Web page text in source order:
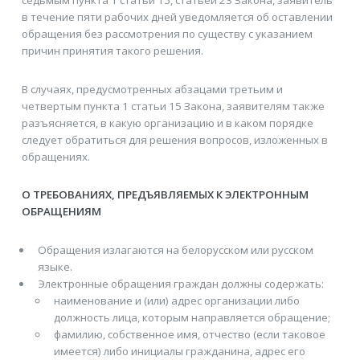
в течение пяти рабочих дней уведомляется об оставлении
обращения без рассмотрения по существу с указанием
причин принятия такого решения.
В случаях, предусмотренных абзацами третьим и
четвертым пункта 1 статьи 15 Закона, заявителям также
разъясняется, в какую организацию и в каком порядке
следует обратиться для решения вопросов, изложенных в
обращениях.
О ТРЕБОВАНИЯХ, ПРЕДЪЯВЛЯЕМЫХ К ЭЛЕКТРОННЫМ
ОБРАЩЕНИЯМ
Обращения излагаются на белорусском или русском
языке.
Электронные обращения граждан должны содержать:
наименование и (или) адрес организации либо
должность лица, которым направляется обращение;
фамилию, собственное имя, отчество (если таковое
имеется) либо инициалы гражданина, адрес его